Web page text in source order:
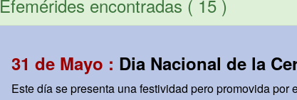
Efemérides encontradas ( 15 )
31 de Mayo : Dia Nacional de la
Este día se presenta una festividad pero promovida por